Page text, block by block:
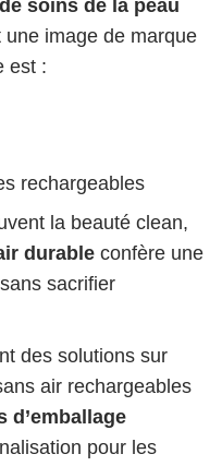
soins de la peau
une image de marque
est :
rechargeables
la beauté clean,
durable confère une
sacrifier
des solutions sur
air rechargeables
d’emballage
pour les